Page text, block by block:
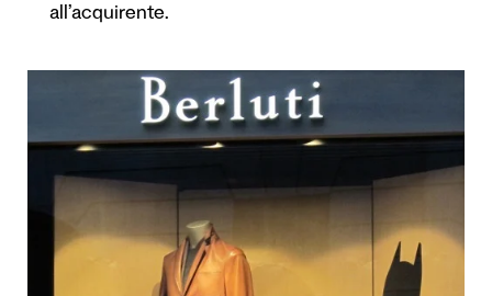
all’acquirente.